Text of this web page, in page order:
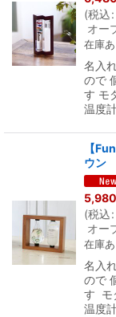
(税込:
オー
在庫あ
名入
ので
す モ
温度
【
ウン
5,980
(税込:
オー
在庫あ
名入
ので
す モ
温度